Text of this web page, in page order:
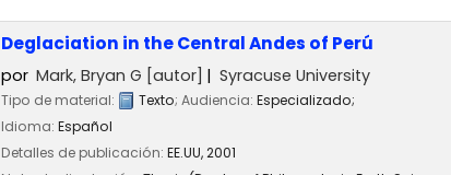
Deglaciation in the Central Andes of Perú
por Mark, Bryan G [autor] Syracuse University
Tipo de material: Texto; Audiencia: Especializado;
Idioma: Español
Detalles de publicación: EE.UU,2001